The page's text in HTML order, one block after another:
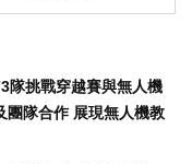
隊挑戰穿越賽與無人機
團隊合作 展現無人機教